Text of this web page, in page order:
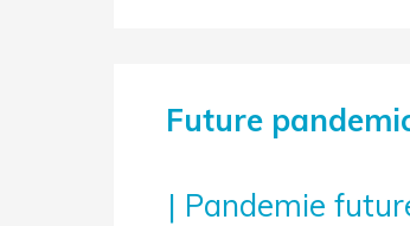
Future
| Pandemie